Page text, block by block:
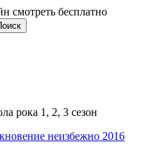
смотреть бесплатно
рока 1, 2, 3 сезон
неизбежно 2016